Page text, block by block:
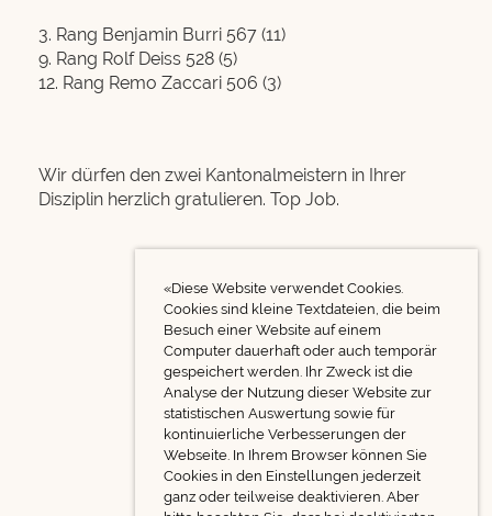
«Diese Website verwendet Cookies.
Cookies sind kleine Textdateien, die beim
Besuch einer Website auf einem
Computer dauerhaft oder auch temporär
gespeichert werden. Ihr Zweck ist die
Analyse der Nutzung dieser Website zur
statistischen Auswertung sowie für
kontinuierliche Verbesserungen der
Webseite. In Ihrem Browser können Sie
Cookies in den Einstellungen jederzeit
ganz oder teilweise deaktivieren. Aber
3. Rang Benjamin Burri 567 (11)
9. Rang Rolf Deiss 528 (5)
12. Rang Remo Zaccari 506 (3)
Wir dürfen den zwei Kantonalmeistern in Ihrer
Disziplin herzlich gratulieren. Top Job.